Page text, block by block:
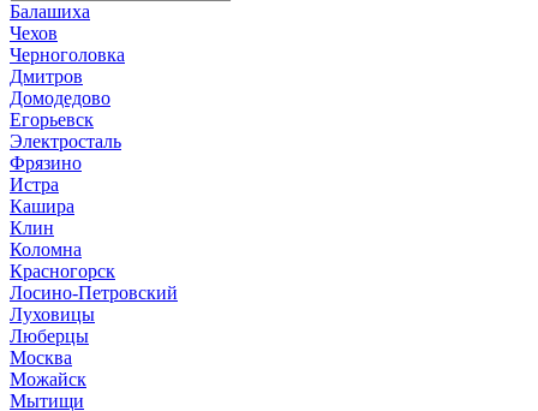
Балашиха
Чехов
Черноголовка
Дмитров
Домодедово
Егорьевск
Электросталь
Фрязино
Истра
Кашира
Клин
Коломна
Красногорск
Лосино-Петровский
Луховицы
Люберцы
Москва
Можайск
Мытищи